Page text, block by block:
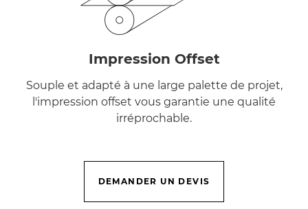
Impression Offset
Souple et adapté à une large palette de projet,
l'impression offset vous garantie une qualité
irréprochable.
DEMANDER UN DEVIS